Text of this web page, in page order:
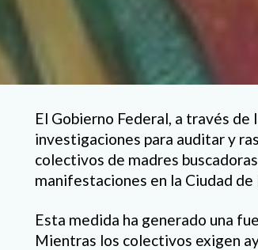
El Gobierno Federal, a través de
investigaciones para auditar y
colectivos de madres
manifestaciones en la Ciudad de
Esta medida ha generado una
Mientras los colectivos exigen